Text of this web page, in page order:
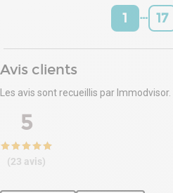
1 … 17
Avis clients
Les avis sont recueillis par Immodvisor.
5
(23 avis)